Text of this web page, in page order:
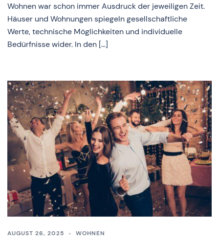
Wohnen war schon immer Ausdruck der jeweiligen Zeit.
Häuser und Wohnungen spiegeln gesellschaftliche
Werte, technische Möglichkeiten und individuelle
Bedürfnisse wider. In den […]
AUGUST 26, 2025 WOHNEN